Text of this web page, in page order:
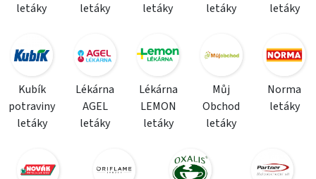
letáky
letáky
letáky
letáky
letáky
Kubík
potraviny
letáky
Lékárna
AGEL
letáky
Lékárna
LEMON
letáky
Můj
Obchod
letáky
Norma
letáky